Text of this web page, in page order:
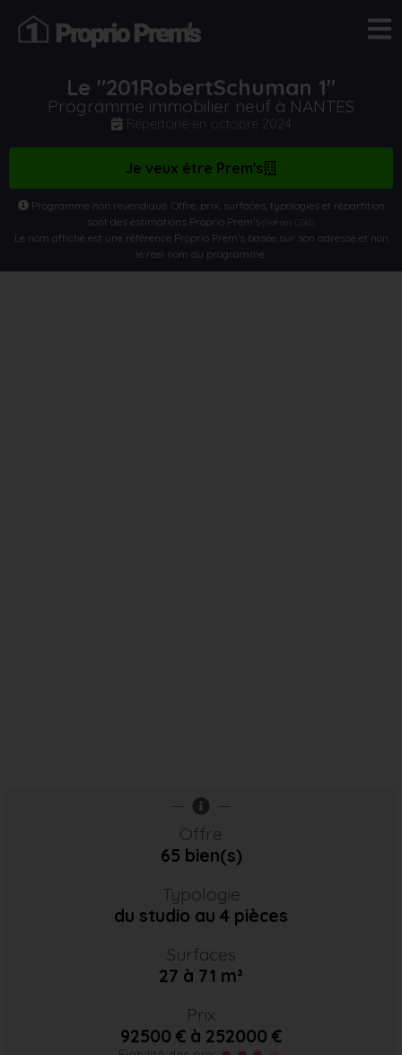
Le "201RobertSchuman 1"
Programme immobilier neuf à NANTES
Répertorié en octobre 2024
Je veux être Prem's
Programme non revendiqué. Offre, prix, surfaces, typologies et répartition
sont des estimations Proprio Prem’s(Voir nos CGU)
Le nom affiché est une référence Proprio Prem’s basée sur son adresse et non
le réel nom du programme.
Offre
65 bien(s)
Typologie
du studio au 4 pièces
Surfaces
27 à 71 m²
Prix
92500 € à 252000 €